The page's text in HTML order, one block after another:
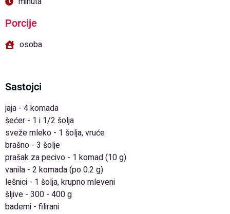
Porcije
osoba
Sastojci
jaja - 4 komada
šećer - 1 i 1/2 šolja
sveže mleko - 1 šolja, vruće
brašno - 3 šolje
prašak za pecivo - 1 komad (10 g)
vanila - 2 komada (po 0.2 g)
lešnici - 1 šolja, krupno mleveni
šljive - 300 - 400 g
bademi - filirani